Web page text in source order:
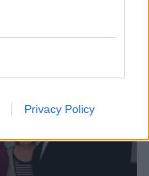
Privacy Policy